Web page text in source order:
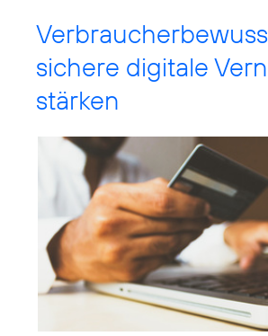
sichere digitale
stärken